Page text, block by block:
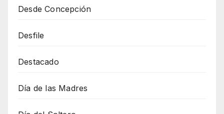
Desde Concepción
Desfile
Destacado
Día de las Madres